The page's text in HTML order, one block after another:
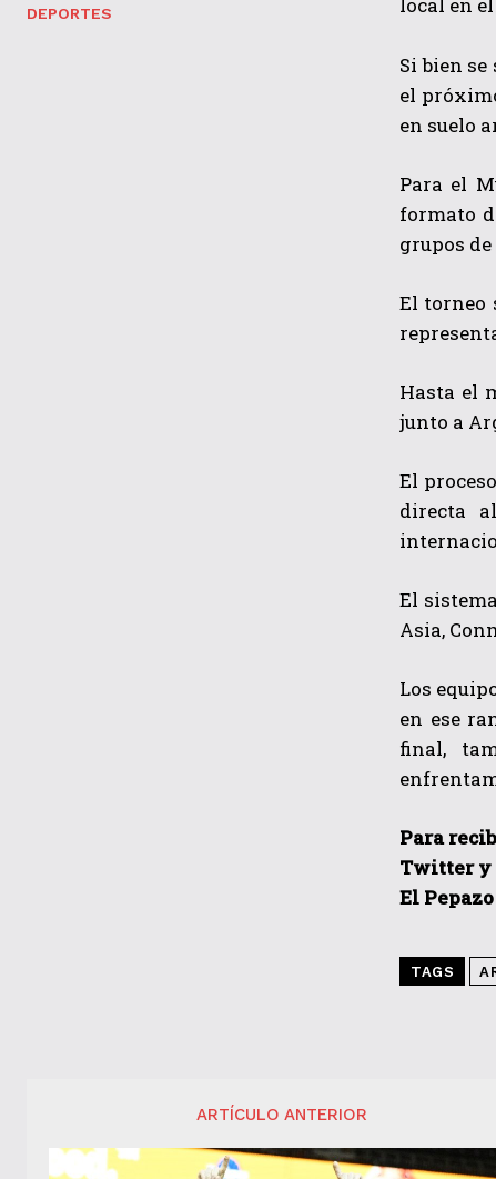
DEPORTES
Si bien
el
en suelo
Para el
formato
grupos de
El torneo
Hasta el
junto a
El
directa
El
Asia,
Los
en ese
final,
Para
Twitter y
El Pepazo
TAGS
ARTÍCULO ANTERIOR